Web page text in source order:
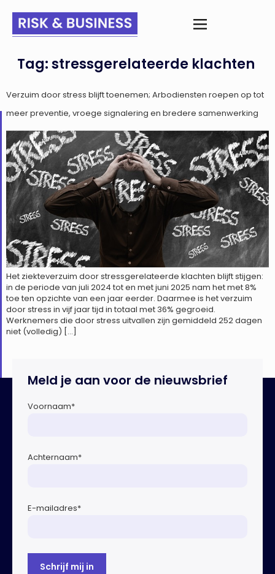
Tag:stressgerelateerde klachten
Verzuim door stress blijft toenemen; Arbodiensten roepen op tot
meer preventie, vroege signalering en bredere samenwerking
Het ziekteverzuim door stressgerelateerde klachten blijft stijgen:
in de periode van juli 2024 tot en met juni 2025 nam het met 8%
toe ten opzichte van een jaar eerder. Daarmee is het verzuim
door stress in vijf jaar tijd in totaal met 36% gegroeid.
Werknemers die door stress uitvallen zijn gemiddeld 252 dagen
niet (volledig) […]
Meld je aan voor de nieuwsbrief
Voornaam*
Achternaam*
E-mailadres*